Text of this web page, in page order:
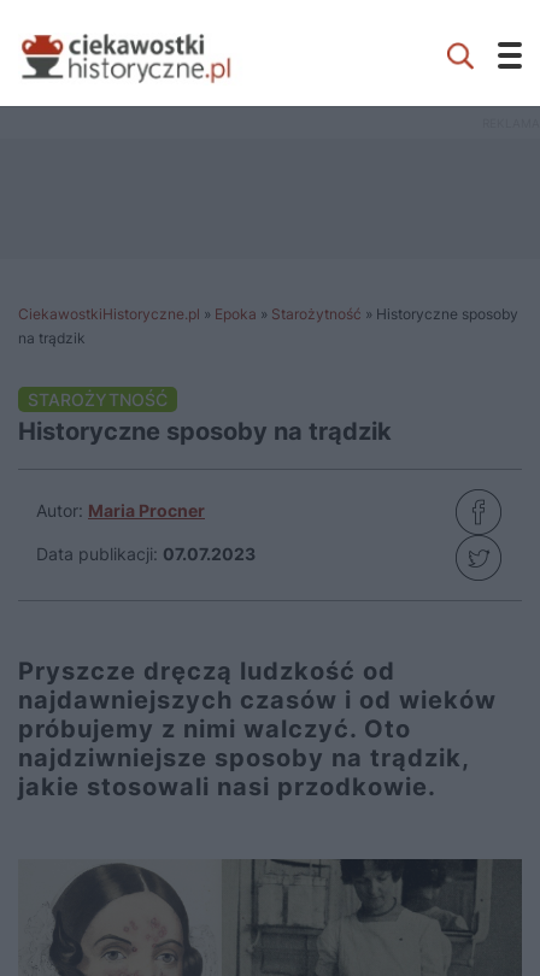
CiekawostkiHistoryczne.pl » Epoka » Starożytność » Historyczne sposoby
na trądzik
STAROŻYTNOŚĆ
Historyczne sposoby na trądzik
Autor: Maria Procner
Data publikacji: 07.07.2023
Pryszcze dręczą ludzkość od
najdawniejszych czasów i od wieków
próbujemy z nimi walczyć. Oto
najdziwniejsze sposoby na trądzik,
jakie stosowali nasi przodkowie.